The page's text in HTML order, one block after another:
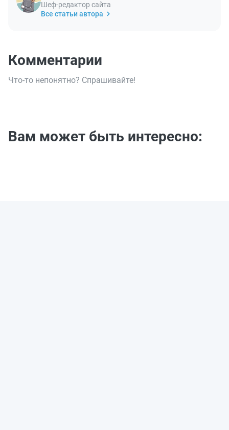
Шеф-редактор сайта
Все статьи автора
Комментарии
Что-то непонятно? Спрашивайте!
Вам может быть интересно: